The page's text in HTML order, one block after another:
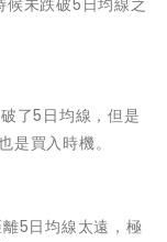
候未跌破5日均線之
了5日均線，但是
是買入時機。
5日均線太遠，極